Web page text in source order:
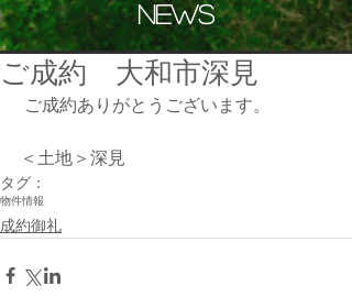
news
ご成約 大和市深見
ご成約ありがとうございます。
＜土地＞深見
タグ：
物件情報
成約御礼